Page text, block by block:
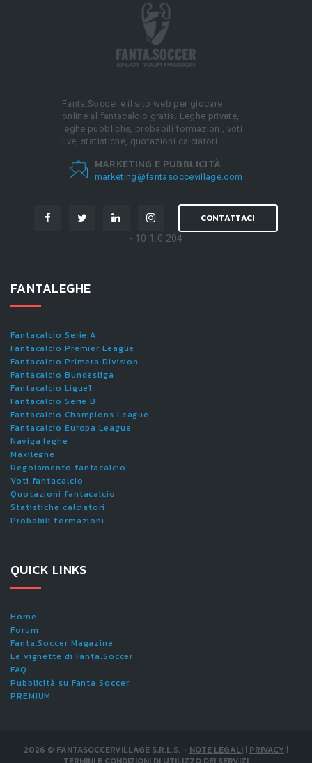
Fanta.Soccer è il sito web per giocare
online al fantacalcio gratis. Leghe private,
leghe pubbliche, probabili formazioni, voti
live, statistiche, quotazioni calciatori.
MARKETING E PUBBLICITÀ
marketing@fantasoccevillage.com
CONTATTACI
- 10.1.0.204
FANTALEGHE
Fantacalcio Serie A
Fantacalcio Premier League
Fantacalcio Primera Division
Fantacalcio Bundesliga
Fantacalcio Ligue1
Fantacalcio Serie B
Fantacalcio Champions League
Fantacalcio Europa League
Naviga leghe
Maxileghe
Regolamento fantacalcio
Voti fantacalcio
Quotazioni fantacalcio
Statistiche calciatori
Probabili formazioni
QUICK LINKS
Home
Forum
Fanta.Soccer Magazine
Le vignette di Fanta.Soccer
FAQ
Pubblicità su Fanta.Soccer
PREMIUM
2026 © FANTASOCCERVILLAGE S.R.L.S. - NOTE LEGALI | PRIVACY |